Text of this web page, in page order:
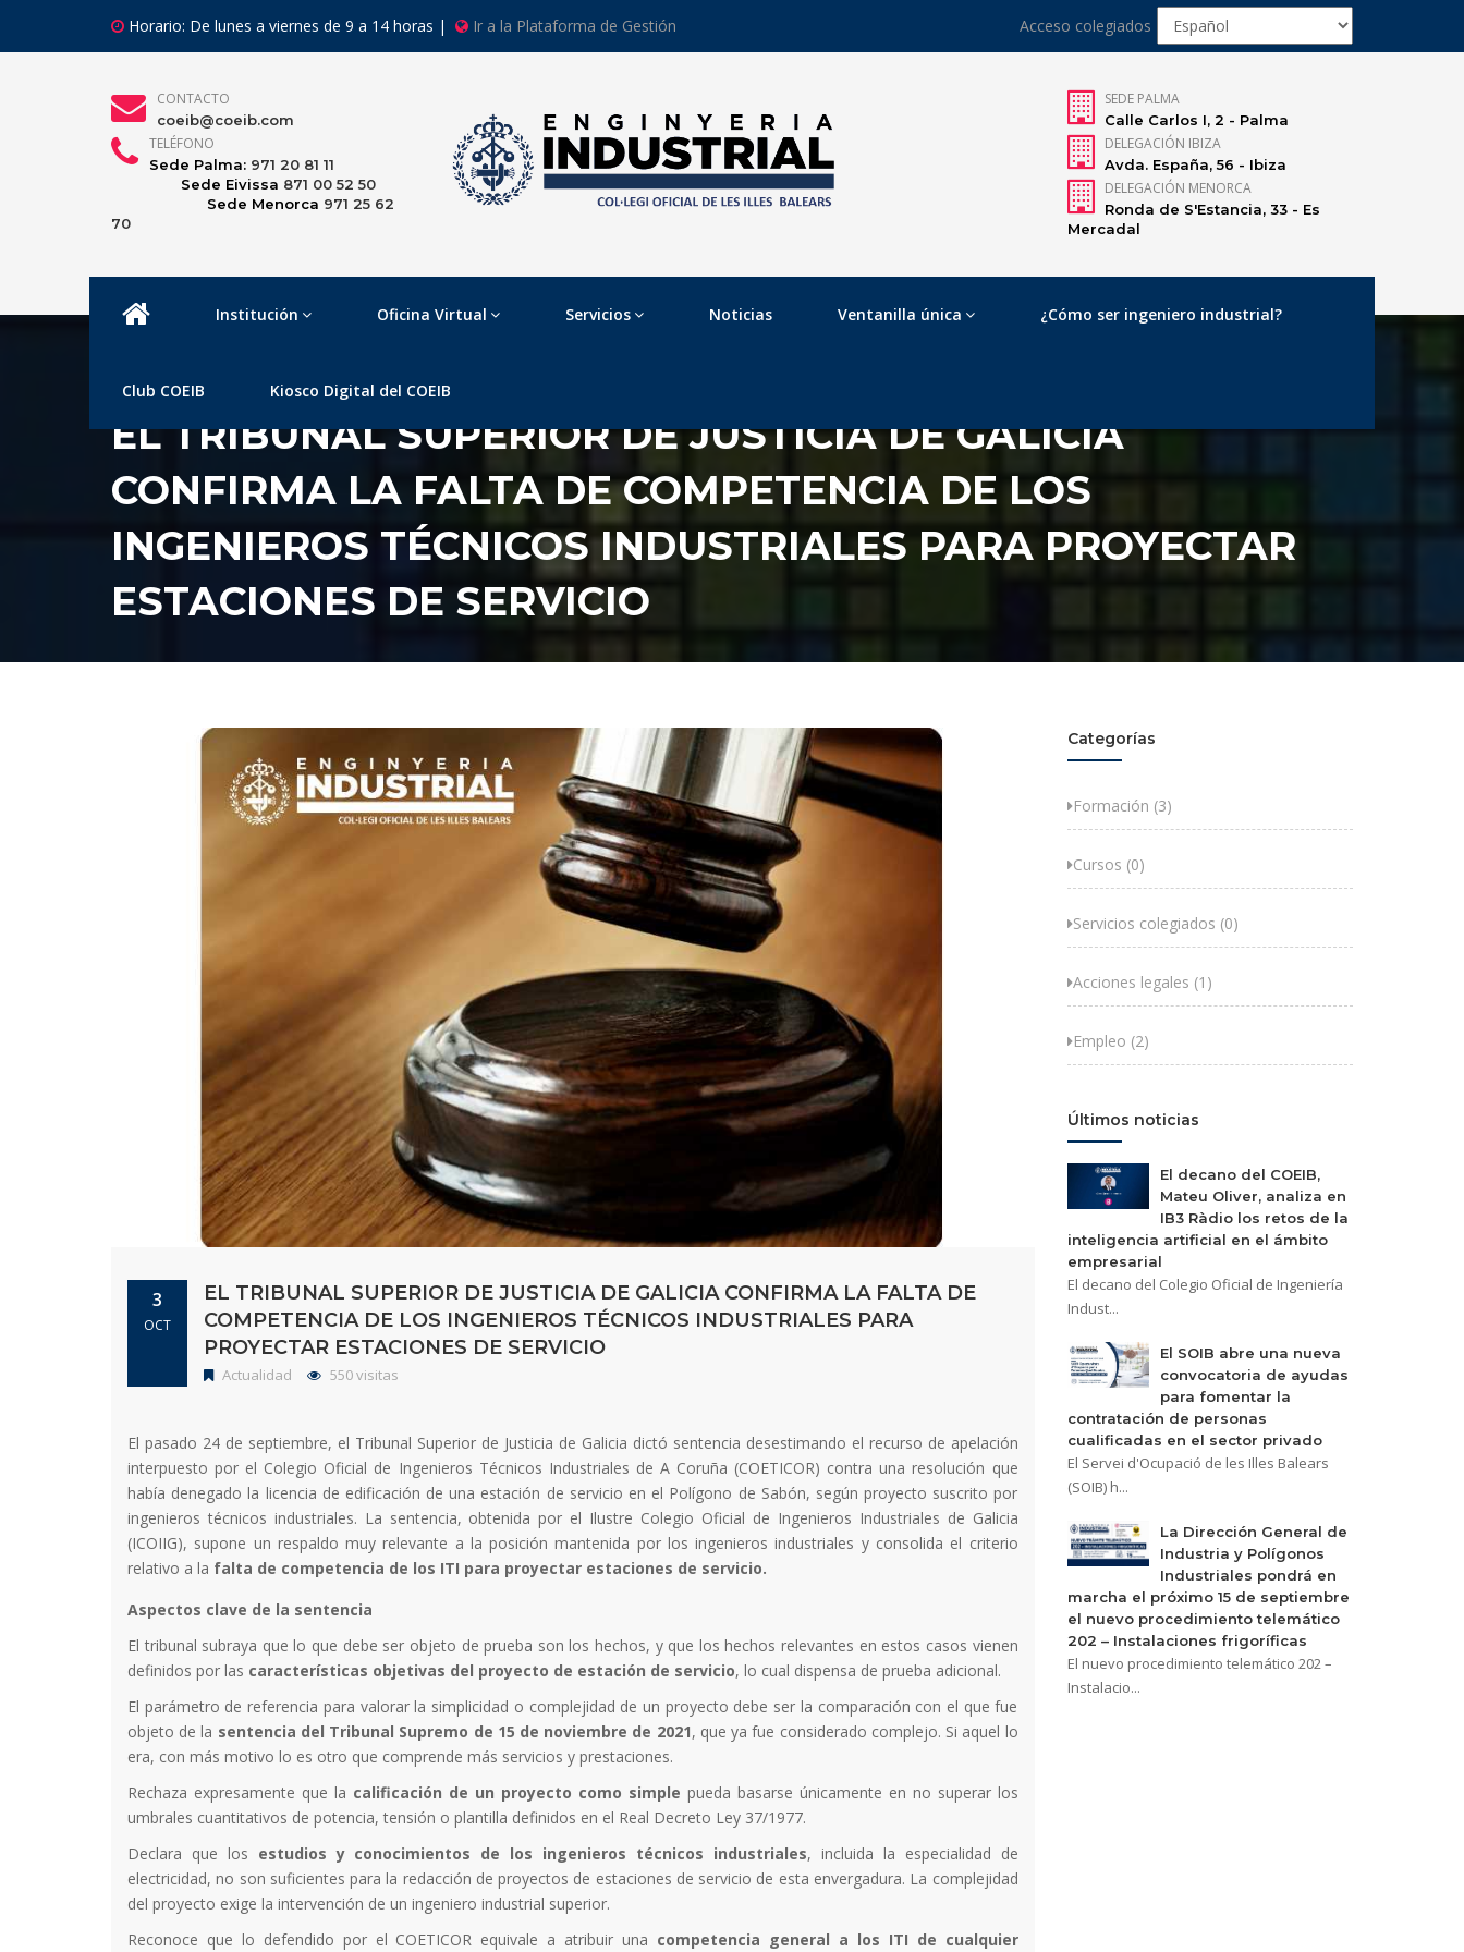
Horario: De lunes a viernes de 9 a 14 horas | Ir a la Plataforma de Gestión Acceso colegiados
CONTACTO
coeib@coeib.com
TELÉFONO
Sede Palma: 971 20 81 11
Sede Eivissa 871 00 52 50
Sede Menorca 971 25 62
70
SEDE PALMA
Calle Carlos I, 2 - Palma
DELEGACIÓN IBIZA
Avda. España, 56 - Ibiza
DELEGACIÓN MENORCA
Ronda de S'Estancia, 33 - Es
Mercadal
Institución Oficina Virtual Servicios Noticias Ventanilla única ¿Cómo ser ingeniero industrial?
Club COEIB Kiosco Digital del COEIB
EL TRIBUNAL SUPERIOR DE JUSTICIA DE GALICIA
CONFIRMA LA FALTA DE COMPETENCIA DE LOS
INGENIEROS TÉCNICOS INDUSTRIALES PARA PROYECTAR
ESTACIONES DE SERVICIO
3
OCT
EL TRIBUNAL SUPERIOR DE JUSTICIA DE GALICIA CONFIRMA LA FALTA DE
COMPETENCIA DE LOS INGENIEROS TÉCNICOS INDUSTRIALES PARA
PROYECTAR ESTACIONES DE SERVICIO
Actualidad 550 visitas
El pasado 24 de septiembre, el Tribunal Superior de Justicia de Galicia dictó sentencia desestimando el recurso de apelación
interpuesto por el Colegio Oficial de Ingenieros Técnicos Industriales de A Coruña (COETICOR) contra una resolución que
había denegado la licencia de edificación de una estación de servicio en el Polígono de Sabón, según proyecto suscrito por
ingenieros técnicos industriales. La sentencia, obtenida por el Ilustre Colegio Oficial de Ingenieros Industriales de Galicia
(ICOIIG), supone un respaldo muy relevante a la posición mantenida por los ingenieros industriales y consolida el criterio
relativo a la falta de competencia de los ITI para proyectar estaciones de servicio.
Aspectos clave de la sentencia
El tribunal subraya que lo que debe ser objeto de prueba son los hechos, y que los hechos relevantes en estos casos vienen
definidos por las características objetivas del proyecto de estación de servicio, lo cual dispensa de prueba adicional.
El parámetro de referencia para valorar la simplicidad o complejidad de un proyecto debe ser la comparación con el que fue
objeto de la sentencia del Tribunal Supremo de 15 de noviembre de 2021, que ya fue considerado complejo. Si aquel lo
era, con más motivo lo es otro que comprende más servicios y prestaciones.
Rechaza expresamente que la calificación de un proyecto como simple pueda basarse únicamente en no superar los
umbrales cuantitativos de potencia, tensión o plantilla definidos en el Real Decreto Ley 37/1977.
Declara que los estudios y conocimientos de los ingenieros técnicos industriales, incluida la especialidad de
electricidad, no son suficientes para la redacción de proyectos de estaciones de servicio de esta envergadura. La complejidad
del proyecto exige la intervención de un ingeniero industrial superior.
Reconoce que lo defendido por el COETICOR equivale a atribuir una competencia general a los ITI de cualquier
Categorías
Formación (3)
Cursos (0)
Servicios colegiados (0)
Acciones legales (1)
Empleo (2)
Últimos noticias
El decano del COEIB,
Mateu Oliver, analiza en
IB3 Ràdio los retos de la
inteligencia artificial en el ámbito
empresarial
El decano del Colegio Oficial de Ingeniería
Indust...
El SOIB abre una nueva
convocatoria de ayudas
para fomentar la
contratación de personas
cualificadas en el sector privado
El Servei d'Ocupació de les Illes Balears
(SOIB) h...
La Dirección General de
Industria y Polígonos
Industriales pondrá en
marcha el próximo 15 de septiembre
el nuevo procedimiento telemático
202 – Instalaciones frigoríficas
El nuevo procedimiento telemático 202 –
Instalacio...